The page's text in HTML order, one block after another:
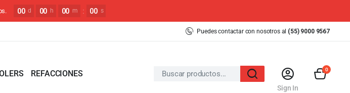
00 d 00 h 00 m : 00 s
Puedes contactar con nosotros al (55) 9000 9567
REFACCIONES
Sign In
0